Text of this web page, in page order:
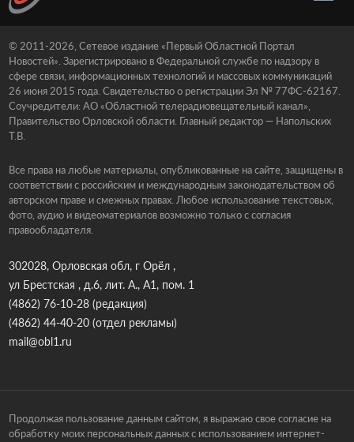
© 2011-2026, Сетевое издание «Первый Областной Портал
Новостей». Зарегистрировано в Федеральной службе по надзору в
сфере связи, информационных технологий и массовых коммуникаций
26 июня 2015 года. Свидетельство о регистрации Эл № 77ФС-62167.
Соучредители: АО «Областной телерадиовещательный канал»,
Правительство Орловской области. Главный редактор — Напольских
Т.В.
Все права на любые материалы, опубликованные на сайте, защищены в
соответствии с российским и международным законодательством об
авторском праве и смежных правах. Любое использование текстовых,
фото, аудио и видеоматериалов возможно только с согласия
правообладателя.
302028, Орловская обл, г Орёл ,
ул Брестская , д.6, лит. А., А1, пом. 1
(4862) 76-10-28(редакция)
(4862) 44-40-20(отдел рекламы)
mail@obl1.ru
Продолжая пользование данным сайтом, я выражаю свое согласие на
обработку моих персональных данных с использованием интернет-